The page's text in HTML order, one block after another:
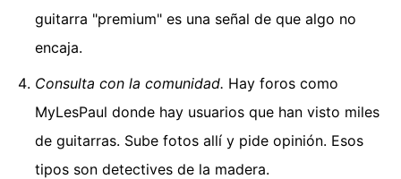
guitarra "premium" es una señal de que algo no
encaja.
Consulta con la comunidad. Hay foros como
MyLesPaul donde hay usuarios que han visto miles
de guitarras. Sube fotos allí y pide opinión. Esos
tipos son detectives de la madera.